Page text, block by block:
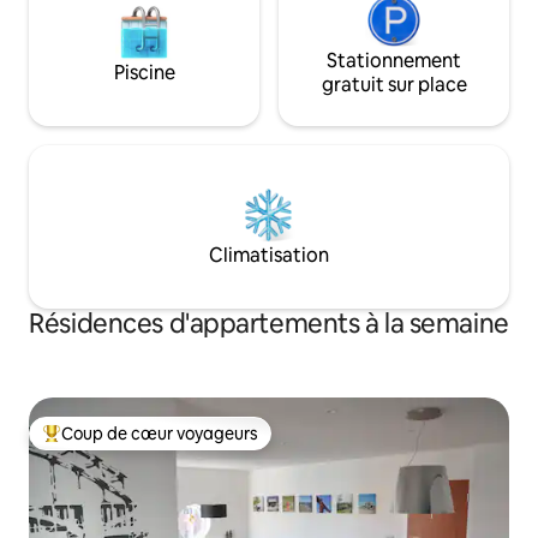
Piscine
Stationnement
gratuit sur place
Climatisation
Résidences d'appartements à la semaine
Coups de cœur voyageurs les plus appréciés
Coup de cœur voyageurs